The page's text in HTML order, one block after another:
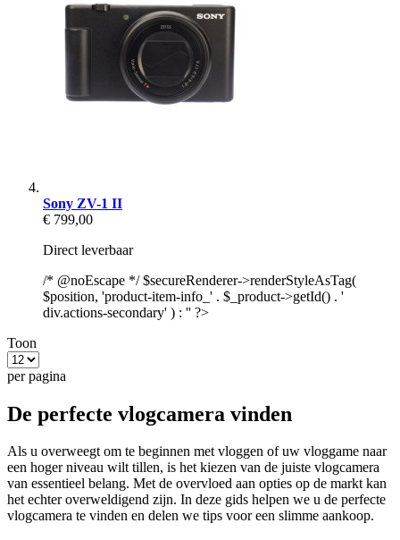
Sony ZV-1 II
€ 799,00
Direct leverbaar
/* @noEscape */ $secureRenderer->renderStyleAsTag(
$position, 'product-item-info_' . $_product->getId() . '
div.actions-secondary' ) : '' ?>
Toon
per pagina
De perfecte vlogcamera vinden
Als u overweegt om te beginnen met vloggen of uw vloggame naar
een hoger niveau wilt tillen, is het kiezen van de juiste vlogcamera
van essentieel belang. Met de overvloed aan opties op de markt kan
het echter overweldigend zijn. In deze gids helpen we u de perfecte
vlogcamera te vinden en delen we tips voor een slimme aankoop.